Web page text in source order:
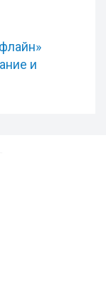
и